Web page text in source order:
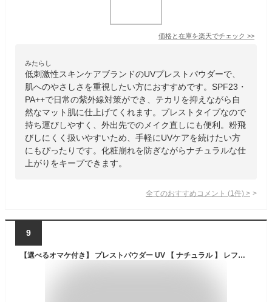
価格と在庫を楽天でチェック >>
みたらし
低刺激性スキンケアブランドのUVプレストパウダーで、
肌へのやさしさを重視したい方におすすめです。SPF23・
PA++で日常の紫外線対策ができ、テカリを抑えながら自
然なマット肌に仕上げてくれます。プレストタイプなので
持ち運びしやすく、外出先でのメイク直しにも便利。粉飛
びしにくく扱いやすいため、手軽にUVケアを続けたい方
にもぴったりです。化粧崩れを防ぎながらナチュラルな仕
上がりをキープできます。
全てのおすすめコメント (1 件) >
9
【選べるオマケ付き】 プレストパウダー UV 【 ナチュラル 】 レフィル / ケース別売 SPF23・PA++ 10g ノエビア ノブ [ NOV フェイスパウダー フェースパウダー おしろい パフ 付] 送料296円〜